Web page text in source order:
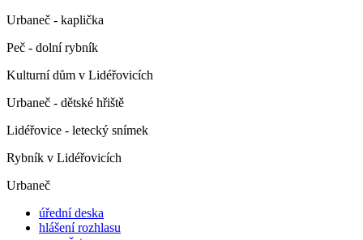
Urbaneč - kaplička
Peč - dolní rybník
Kulturní dům v Lidéřovicích
Urbaneč - dětské hřiště
Lidéřovice - letecký snímek
Rybník v Lidéřovicích
Urbaneč
úřední deska
hlášení rozhlasu